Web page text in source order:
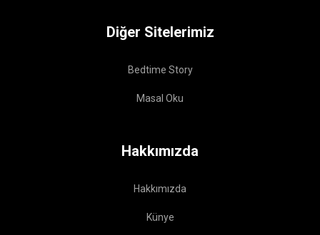
Diğer Sitelerimiz
Bedtime Story
Masal Oku
Hakkımızda
Hakkımızda
Künye